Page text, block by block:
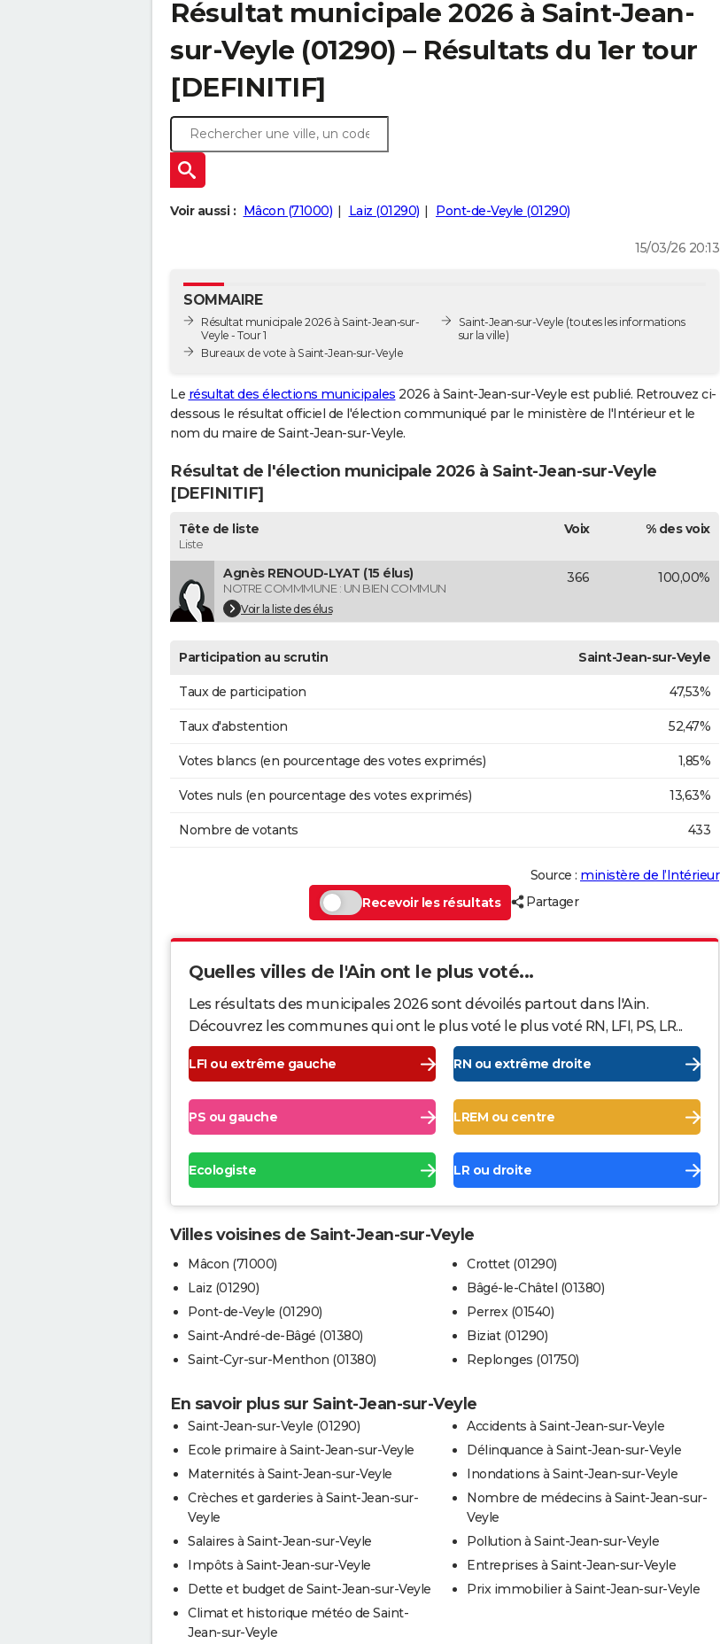
Résultat municipale 2026 à Saint-Jean-
sur-Veyle (01290) – Résultats du 1er tour
[DEFINITIF]
Voir aussi : Mâcon (71000) Laiz (01290) Pont-de-Veyle (01290)
15/03/26 20:13
SOMMAIRE
Résultat municipale 2026 à Saint-Jean-sur-
Veyle - Tour 1
Bureaux de vote à Saint-Jean-sur-Veyle
Saint-Jean-sur-Veyle (toutes les informations
sur la ville)
Le résultat des élections municipales 2026 à Saint-Jean-sur-Veyle est publié. Retrouvez ci-
dessous le résultat officiel de l'élection communiqué par le ministère de l'Intérieur et le
nom du maire de Saint-Jean-sur-Veyle.
Résultat de l'élection municipale 2026 à Saint-Jean-sur-Veyle
[DEFINITIF]
Tête de liste
Liste
Voix % des voix
Agnès RENOUD-LYAT (15 élus)
NOTRE COMMMUNE : UN BIEN COMMUN
Voir la liste des élus
366 100,00%
Participation au scrutin Saint-Jean-sur-Veyle
Taux de participation 47,53%
Taux d'abstention 52,47%
Votes blancs (en pourcentage des votes exprimés) 1,85%
Votes nuls (en pourcentage des votes exprimés) 13,63%
Nombre de votants 433
Source : ministère de l’Intérieur
Recevoir les résultats
Partager
Quelles villes de l'Ain ont le plus voté...
Les résultats des municipales 2026 sont dévoilés partout dans l'Ain.
Découvrez les communes qui ont le plus voté le plus voté RN, LFI, PS, LR...
LFI ou extrême gauche RN ou extrême droite
PS ou gauche LREM ou centre
Ecologiste LR ou droite
Villes voisines de Saint-Jean-sur-Veyle
Mâcon (71000)
Laiz (01290)
Pont-de-Veyle (01290)
Saint-André-de-Bâgé (01380)
Saint-Cyr-sur-Menthon (01380)
Crottet (01290)
Bâgé-le-Châtel (01380)
Perrex (01540)
Biziat (01290)
Replonges (01750)
En savoir plus sur Saint-Jean-sur-Veyle
Saint-Jean-sur-Veyle (01290)
Ecole primaire à Saint-Jean-sur-Veyle
Maternités à Saint-Jean-sur-Veyle
Crèches et garderies à Saint-Jean-sur-
Veyle
Salaires à Saint-Jean-sur-Veyle
Impôts à Saint-Jean-sur-Veyle
Dette et budget de Saint-Jean-sur-Veyle
Climat et historique météo de Saint-
Jean-sur-Veyle
Accidents à Saint-Jean-sur-Veyle
Délinquance à Saint-Jean-sur-Veyle
Inondations à Saint-Jean-sur-Veyle
Nombre de médecins à Saint-Jean-sur-
Veyle
Pollution à Saint-Jean-sur-Veyle
Entreprises à Saint-Jean-sur-Veyle
Prix immobilier à Saint-Jean-sur-Veyle